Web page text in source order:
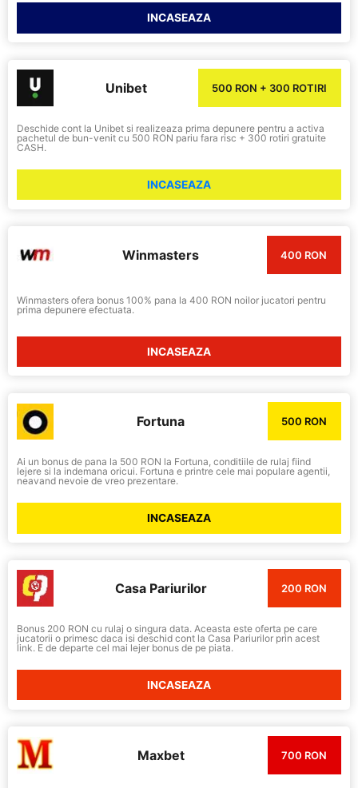
INCASEAZA
Unibet 500 RON + 300 ROTIRI
Deschide cont la Unibet si realizeaza prima depunere pentru a activa
pachetul de bun-venit cu 500 RON pariu fara risc + 300 rotiri gratuite
CASH.
INCASEAZA
Winmasters 400 RON
Winmasters ofera bonus 100% pana la 400 RON noilor jucatori pentru
prima depunere efectuata.
INCASEAZA
Fortuna 500 RON
Ai un bonus de pana la 500 RON la Fortuna, conditiile de rulaj fiind
lejere si la indemana oricui. Fortuna e printre cele mai populare agentii,
neavand nevoie de vreo prezentare.
INCASEAZA
Casa Pariurilor 200 RON
Bonus 200 RON cu rulaj o singura data. Aceasta este oferta pe care
jucatorii o primesc daca isi deschid cont la Casa Pariurilor prin acest
link. E de departe cel mai lejer bonus de pe piata.
INCASEAZA
Maxbet 700 RON